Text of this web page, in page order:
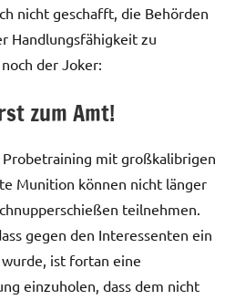
nicht geschafft, die Behörden
Handlungsfähigkeit zu
der Joker:
zum Amt!
mit großkalibrigen
Munition können nicht länger
teilnehmen.
gegen den Interessenten ein
ist fortan eine
einzuholen, dass dem nicht